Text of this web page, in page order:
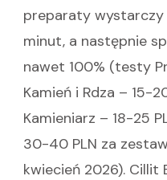
preparaty wystarczy
minut, a następnie
nawet 100% (testy
Kamień i Rdza – 15-
Kamieniarz – 18-25
30-40 PLN za
kwiecień 2026). Cillit